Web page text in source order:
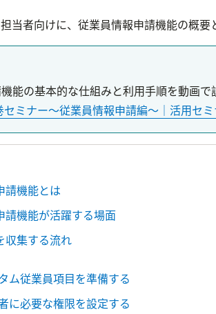
当者向けに、従業員情報申請機能の概要
ミナー〜従業員情報申請編〜｜活用セ
請機能とは
請機能が活躍する場面
収集する流れ
ム従業員項目を準備する
に必要な権限を設定する